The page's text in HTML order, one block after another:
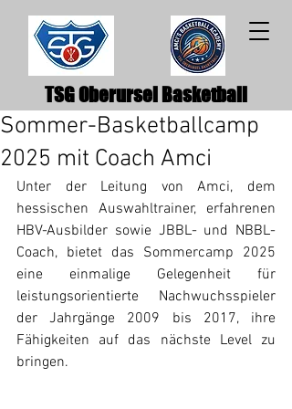
TSG Oberursel Basketball
Sommer-Basketballcamp
2025 mit Coach Amci
Unter der Leitung von Amci, dem
hessischen Auswahltrainer, erfahrenen
HBV-Ausbilder sowie JBBL- und NBBL-
Coach, bietet das Sommercamp 2025
eine einmalige Gelegenheit für
leistungsorientierte Nachwuchsspieler
der Jahrgänge 2009 bis 2017, ihre
Fähigkeiten auf das nächste Level zu
bringen.